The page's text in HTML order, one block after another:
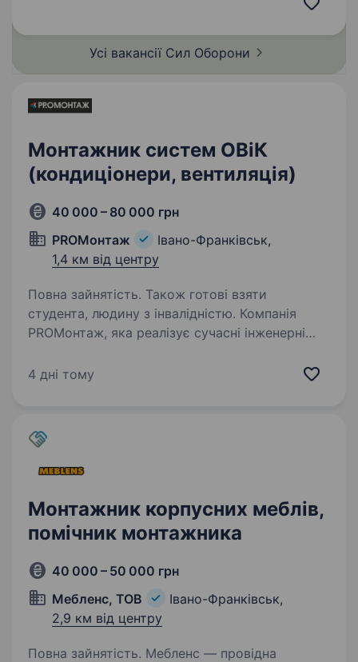
СБС ефективними…
Усі вакансії Сил Оборони
Монтажник систем ОВіК
(кондиціонери, вентиляція)
40 000 – 80 000 грн
PROМонтаж
Івано-Франківськ,
1,4 км від центру
Повна зайнятість. Також готові взяти
студента, людину з інвалідністю. Компанія
PROМонтаж, яка реалізує сучасні інженерні
запрошує до своєї команди монтажника ОВіК
4 дні тому
Монтажник корпусних меблів,
помічник монтажника
40 000 – 50 000 грн
Мебленс, ТОВ
Івано-Франківськ,
2,9 км від центру
Повна зайнятість. Мебленс — провідна